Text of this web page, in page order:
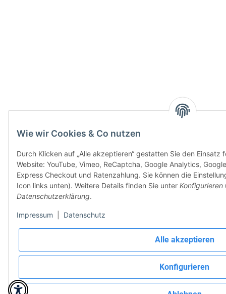
Alle akzeptieren
Konfigurieren
Wie wir Cookies & Co nutzen
Durch Klicken auf „Alle akzeptieren“ gestatten Sie den Einsatz
Website: YouTube, Vimeo, ReCaptcha, Google Analytics,
Express Checkout und Ratenzahlung. Sie können die
Icon links unten). Weitere Details finden Sie unter Konfigurieren
Datenschutzerklärung.
Impressum Datenschutz